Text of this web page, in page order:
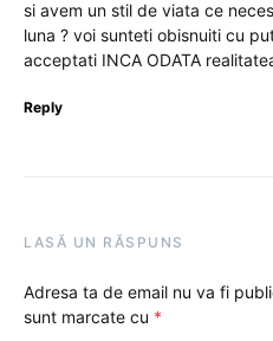
si avem un stil de viata ce
luna ? voi sunteti obisnuiti cu
acceptati INCA ODATA
Reply
LASĂ UN RĂSPUNS
Adresa ta de email nu va fi
sunt marcate cu *